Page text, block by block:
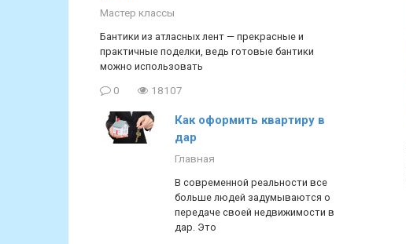
Мастер классы
Бантики из атласных лент — прекрасные и
практичные поделки, ведь готовые бантики
можно использовать
0 18107
Как оформить квартиру в
дар
Главная
В современной реальности все
больше людей задумываются о
передаче своей недвижимости в
дар. Это